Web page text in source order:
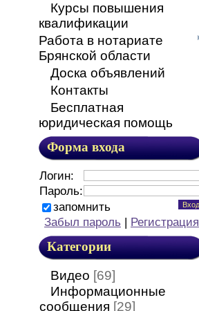
Курсы повышения
квалификации
Работа в нотариате
Брянской области
Доска объявлений
Контакты
Бесплатная
юридическая помощь
Форма входа
Логин:
Пароль:
запомнить
Забыл пароль | Регистрация
Категории
Видео [69]
Информационные
сообщения [29]